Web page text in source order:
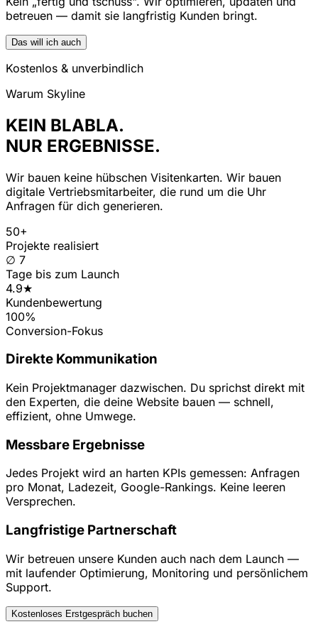
betreuen — damit sie langfristig Kunden bringt.
Das will ich auch
Kostenlos & unverbindlich
Warum Skyline
KEIN BLABLA.
NUR ERGEBNISSE.
Wir bauen keine hübschen Visitenkarten. Wir bauen
digitale Vertriebsmitarbeiter, die rund um die Uhr
Anfragen für dich generieren.
50+
Projekte realisiert
∅ 7
Tage bis zum Launch
4.9★
Kundenbewertung
100%
Conversion-Fokus
Direkte Kommunikation
Kein Projektmanager dazwischen. Du sprichst direkt mit
den Experten, die deine Website bauen — schnell,
effizient, ohne Umwege.
Messbare Ergebnisse
Jedes Projekt wird an harten KPIs gemessen: Anfragen
pro Monat, Ladezeit, Google-Rankings. Keine leeren
Versprechen.
Langfristige Partnerschaft
Wir betreuen unsere Kunden auch nach dem Launch —
mit laufender Optimierung, Monitoring und persönlichem
Support.
Kostenloses Erstgespräch buchen